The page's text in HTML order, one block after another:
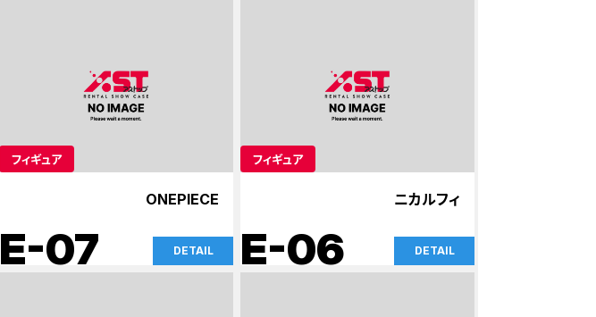
フィギュア
ONEPIECE
E-07 DETAIL
フィギュア
ニカルフィ
E-06 DETAIL